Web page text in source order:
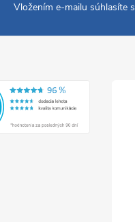
Vložením e-mailu súhlasíte s